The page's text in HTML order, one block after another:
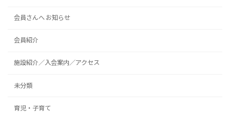
会員さんへ お知らせ
会員紹介
施設紹介／入会案内／アクセス
未分類
育児・子育て